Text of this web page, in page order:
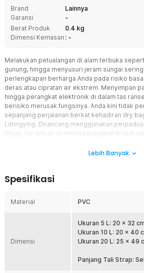
Brand
Lainnya
Garansi
-
Berat Produk
0.4 kg
Dimensi Kemasan : -
Melakukan petualangan di alam terbuka
gunung, hingga menyusuri jeram sungai
perlengkapan berharga Anda pada risiko
deras atau cipratan air ekstrem. Menyimpan
hingga perangkat elektronik di dalam tas
berisiko merusak fungsinya. Anda kini tidak
sepanjang perjalanan berkat kehadiran dry
Libingying. Dirancang menggunakan
tinggi, tas anti air ini menggabungkan bobot
samping ergonomis dan sistem penutupan
Perlindungan Total dari Air dalam Kondisi
menyusuri pantai, atau berkemah di tengah
memerlukan perlindungan maksimal tanpa
bawaan Anda. Dry bag
untuk menahan segala bentuk kelembapan.
Lebih Banyak
Spesifikasi
Material PVC
Dimensi
Ukuran 5 L: 20 x 32
Ukuran 10 L: 20 x 40
Ukuran 20 L: 25 x 49
Panjang Tali Strap: